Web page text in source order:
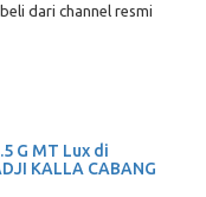
dari channel resmi
G MT Lux di
KALLA CABANG